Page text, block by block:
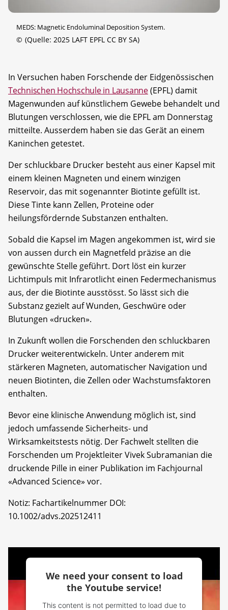
MEDS: Magnetic Endoluminal Deposition System.
© (Quelle: 2025 LAFT EPFL CC BY SA)
In Versuchen haben Forschende der Eidgenössischen
Technischen Hochschule in Lausanne(EPFL) damit
Magenwunden auf künstlichem Gewebe behandelt und
Blutungen verschlossen, wie die EPFL am Donnerstag
mitteilte. Ausserdem haben sie das Gerät an einem
Kaninchen getestet.
Der schluckbare Drucker besteht aus einer Kapsel mit
einem kleinen Magneten und einem winzigen
Reservoir, das mit sogenannter Biotinte gefüllt ist.
Diese Tinte kann Zellen, Proteine oder
heilungsfördernde Substanzen enthalten.
Sobald die Kapsel im Magen angekommen ist, wird sie
von aussen durch ein Magnetfeld präzise an die
gewünschte Stelle geführt. Dort löst ein kurzer
Lichtimpuls mit Infrarotlicht einen Federmechanismus
aus, der die Biotinte ausstösst. So lässt sich die
Substanz gezielt auf Wunden, Geschwüre oder
Blutungen «drucken».
In Zukunft wollen die Forschenden den schluckbaren
Drucker weiterentwickeln. Unter anderem mit
stärkeren Magneten, automatischer Navigation und
neuen Biotinten, die Zellen oder Wachstumsfaktoren
enthalten.
Bevor eine klinische Anwendung möglich ist, sind
jedoch umfassende Sicherheits- und
Wirksamkeitstests nötig. Der Fachwelt stellten die
Forschenden um Projektleiter Vivek Subramanian die
druckende Pille in einer Publikation im Fachjournal
«Advanced Science» vor.
Notiz: Fachartikelnummer DOI:
10.1002/advs.202512411
We need your consent to load
the Youtube service!
This content is not permitted to load due to